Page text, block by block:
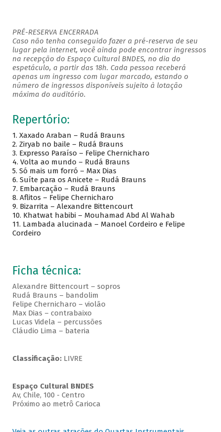
PRÉ-RESERVA ENCERRADA
Caso não tenha conseguido fazer a pré-reserva de seu
lugar pela internet, você ainda pode encontrar ingressos
na recepção do Espaço Cultural BNDES, no dia do
espetáculo, a partir das 18h. Cada pessoa receberá
apenas um ingresso com lugar marcado, estando o
número de ingressos disponíveis sujeito à lotação
máxima do auditório.
Repertório:
1. Xaxado Araban – Rudá Brauns
2. Ziryab no baile – Rudá Brauns
3. Expresso Paraíso – Felipe Chernicharo
4. Volta ao mundo – Rudá Brauns
5. Só mais um forró – Max Dias
6. Suíte para os Anicete – Rudá Brauns
7. Embarcação – Rudá Brauns
8. Aflitos – Felipe Chernicharo
9. Bizarrita – Alexandre Bittencourt
10. Khatwat habibi – Mouhamad Abd Al Wahab
11. Lambada alucinada – Manoel Cordeiro e Felipe
Cordeiro
Ficha técnica:
Alexandre Bittencourt – sopros
Rudá Brauns – bandolim
Felipe Chernicharo – violão
Max Dias – contrabaixo
Lucas Videla – percussões
Cláudio Lima – bateria
Classificação:LIVRE
Espaço Cultural BNDES
Av, Chile, 100 - Centro
Próximo ao metrô Carioca